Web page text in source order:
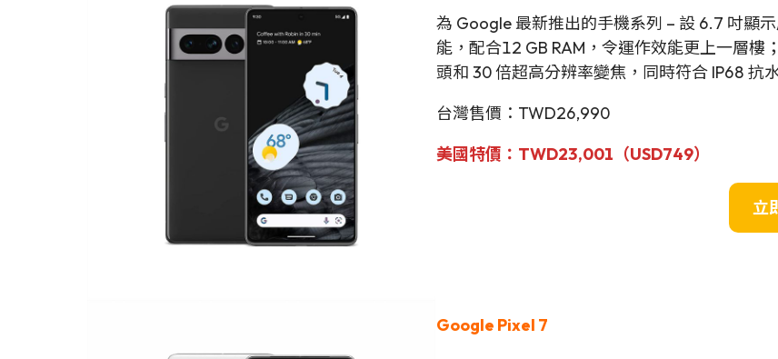
為 Google 最新推出的手機系列 – 設 6.7 吋顯
能，配合12 GB RAM，令運作效能更上一層樓
頭和 30 倍超高分辨率變焦，同時符合 IP68 抗
台灣售價：TWD26,990
美國特價：TWD23,001（USD749）
立
Google Pixel 7